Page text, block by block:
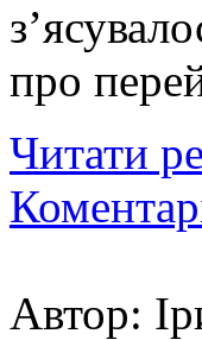
про
Читати
Автор: